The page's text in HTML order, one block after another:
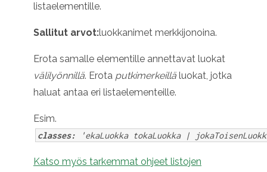
listaelementille.
Sallitut arvot:luokkanimet merkkijonoina.
Erota samalle elementille annettavat luokat
välilyönnillä. Erota putkimerkeillä luokat, jotka
haluat antaa eri listaelementeille.
Esim.
classes: 'ekaLuokka tokaLuokka |
Katso myös tarkemmat ohjeet listojen